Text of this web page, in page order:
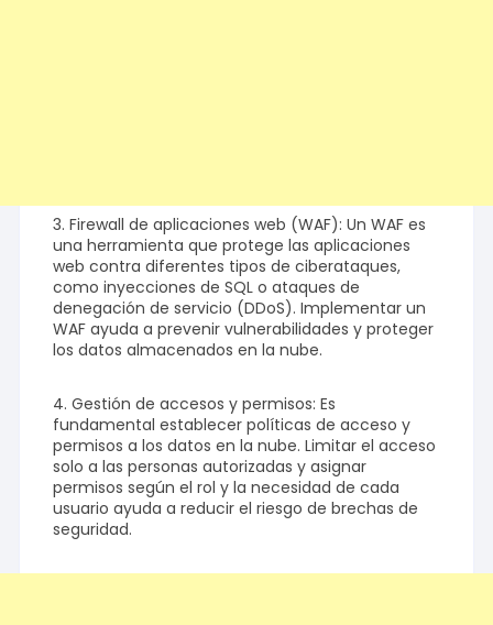
3. Firewall de aplicaciones web (WAF): Un WAF es
una herramienta que protege las aplicaciones
web contra diferentes tipos de ciberataques,
como inyecciones de SQL o ataques de
denegación de servicio (DDoS). Implementar un
WAF ayuda a prevenir vulnerabilidades y proteger
los datos almacenados en la nube.
4. Gestión de accesos y permisos: Es
fundamental establecer políticas de acceso y
permisos a los datos en la nube. Limitar el acceso
solo a las personas autorizadas y asignar
permisos según el rol y la necesidad de cada
usuario ayuda a reducir el riesgo de brechas de
seguridad.